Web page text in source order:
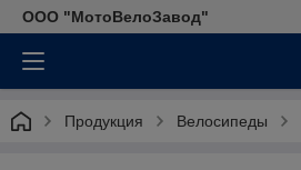
ООО "МотоВелоЗавод"
Продукция Велосипеды